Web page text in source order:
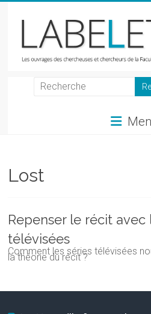
LabeLettres
et
chercheurs
Faculté
des
lettres
Lost
Repenser le récit avec
télévisées
Comment les séries télévisées
la théorie du récit ?